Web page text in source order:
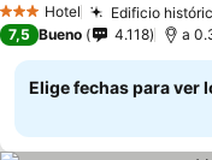
3 Estrellas
Hotel Edificio
7,5 Bueno 4.118 a
Elige fechas para ver